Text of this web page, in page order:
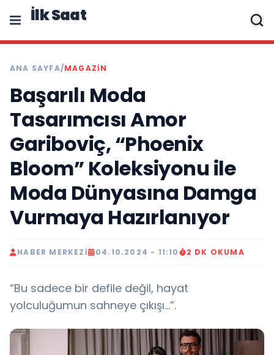
İlk Saat
ANA SAYFA/MAGAZIN
Başarılı Moda
Tasarımcısı Amor
Gariboviç, “Phoenix
Bloom” Koleksiyonu ile
Moda Dünyasına Damga
Vurmaya Hazırlanıyor
HABER MERKEZI 04.10.2024 - 11:10 2 DK OKUMA
“Bu sadece bir defile değil, hayat
yolculuğumun sahneye çıkışı…”.